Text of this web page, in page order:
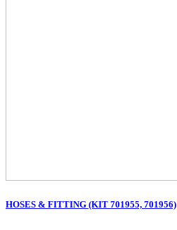
HOSES & FITTING (KIT 701955, 701956)